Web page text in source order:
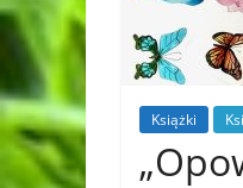
Książki